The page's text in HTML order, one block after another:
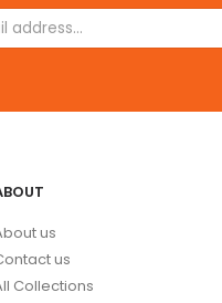
us
us
Collections